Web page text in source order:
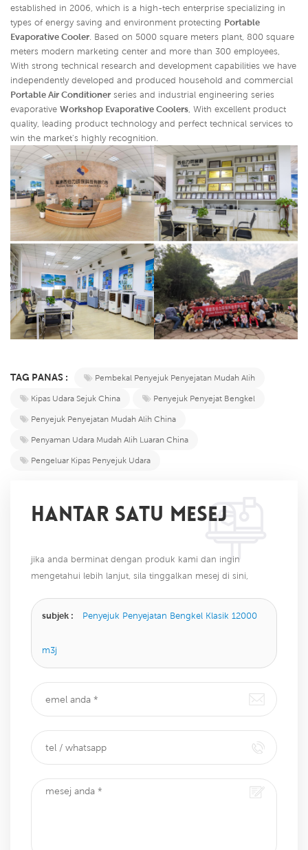
established in 2006, which is a high-tech enterprise specializing in
types of energy saving and environment protecting Portable
Evaporative Cooler. Based on 5000 square meters plant, 800 square
meters modern marketing center and more than 300 employees,
With strong technical research and development capabilities we have
independently developed and produced household and commercial
Portable Air Conditioner series and industrial engineering series
evaporative Workshop Evaporative Coolers, With excellent product
quality, leading product technology and perfect technical services to
win the market's highly recognition.
TAG PANAS :
Pembekal Penyejuk Penyejatan Mudah Alih
Kipas Udara Sejuk China
Penyejuk Penyejat Bengkel
Penyejuk Penyejatan Mudah Alih China
Penyaman Udara Mudah Alih Luaran China
Pengeluar Kipas Penyejuk Udara
HANTAR SATU MESEJ
jika anda berminat dengan produk kami dan ingin
mengetahui lebih lanjut, sila tinggalkan mesej di sini,
subjek : Penyejuk Penyejatan Bengkel Klasik 12000
m3j